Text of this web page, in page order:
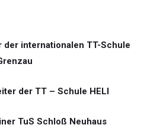
internationalen TT-Schule
der TT – Schule HELI
TuS Schloß Neuhaus